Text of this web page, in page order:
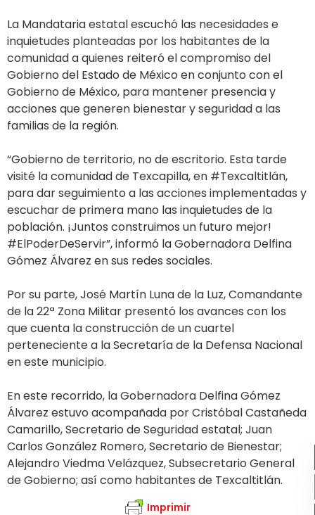
La Mandataria estatal escuchó las necesidades e
inquietudes planteadas por los habitantes de la
comunidad a quienes reiteró el compromiso del
Gobierno del Estado de México en conjunto con el
Gobierno de México, para mantener presencia y
acciones que generen bienestar y seguridad a las
familias de la región.
“Gobierno de territorio, no de escritorio. Esta tarde
visité la comunidad de Texcapilla, en #Texcaltitlán,
para dar seguimiento a las acciones implementadas y
escuchar de primera mano las inquietudes de la
población. ¡Juntos construimos un futuro mejor!
#ElPoderDeServir”, informó la Gobernadora Delfina
Gómez Álvarez en sus redes sociales.
Por su parte, José Martín Luna de la Luz, Comandante
de la 22ª Zona Militar presentó los avances con los
que cuenta la construcción de un cuartel
perteneciente a la Secretaría de la Defensa Nacional
en este municipio.
En este recorrido, la Gobernadora Delfina Gómez
Álvarez estuvo acompañada por Cristóbal Castañeda
Camarillo, Secretario de Seguridad estatal; Juan
Carlos González Romero, Secretario de Bienestar;
Alejandro Viedma Velázquez, Subsecretario General
de Gobierno; así como habitantes de Texcaltitlán.
Imprimir